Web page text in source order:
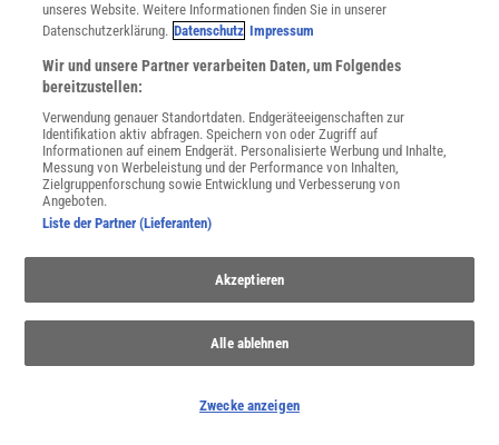
WEITERE NEUERSCHEINUNGEN
Spektrum.de-Newsletter abonnieren
JETZT ANMELDEN!
Sie können unsere Newsletter jederzeit wieder abbestellen. Infos zu unserem Umgang
mit Ihren personenbezogenen Daten finden Sie in unserer
unseres Website. Weitere Informationen finden Sie in unserer
Datenschutzerklärung. Datenschutz Impressum
Wir und unsere Partner verarbeiten Daten, um Folgendes
bereitzustellen:
Verwendung genauer Standortdaten. Endgeräteeigenschaften zur
Identifikation aktiv abfragen. Speichern von oder Zugriff auf
Informationen auf einem Endgerät. Personalisierte Werbung und Inhalte,
Messung von Werbeleistung und der Performance von Inhalten,
Zielgruppenforschung sowie Entwicklung und Verbesserung von
Angeboten.
Liste der Partner (Lieferanten)
Akzeptieren
Alle ablehnen
Zwecke anzeigen